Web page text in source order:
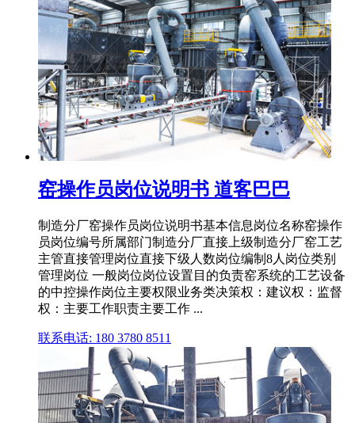
窑操作员岗位说明书 道客巴巴
制造分厂窑操作员岗位说明书基本信息岗位名称窑操作
员岗位编号所属部门制造分厂直接上级制造分厂窑工艺
主管直接管理岗位直接下级人数岗位编制8人岗位类别
管理岗位 一般岗位岗位设置目的负责窑系统的工艺设备
的中控操作岗位主要权限业务类决策权：建议权：监督
权：主要工作职责主要工作 ...
联系电话: 180 3780 8511